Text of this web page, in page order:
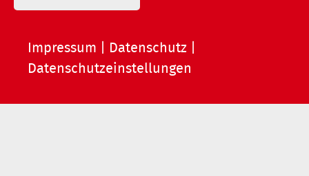
Impressum Datenschutz
Datenschutzeinstellungen